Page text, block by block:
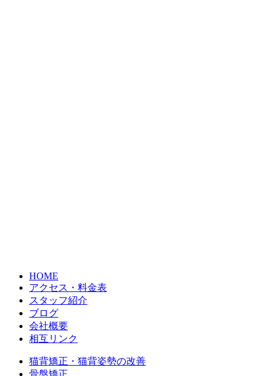
HOME
アクセス・料金表
スタッフ紹介
ブログ
会社概要
相互リンク
猫背矯正・猫背姿勢の改善